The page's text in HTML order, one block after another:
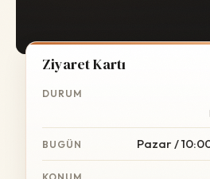
Ziyaret Kartı
DURUM
BUGÜN Pazar /